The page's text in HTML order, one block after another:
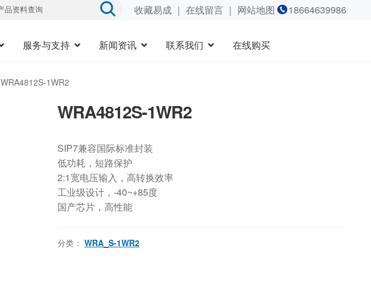
收藏易成｜ 在线留言｜ 网站地图 18664639986
服务与支持 新闻资讯 联系我们 在线购买
WRA4812S-1WR2
WRA4812S-1WR2
SIP7兼容国际标准封装
低功耗，短路保护
2:1宽电压输入，高转换效率
工业级设计，-40~+85度
国产芯片，高性能
分类： WRA_S-1WR2